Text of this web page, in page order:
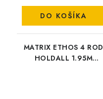
DO KOŠÍKA
MATRIX ETHOS 4 ROD
HOLDALL 1.95M